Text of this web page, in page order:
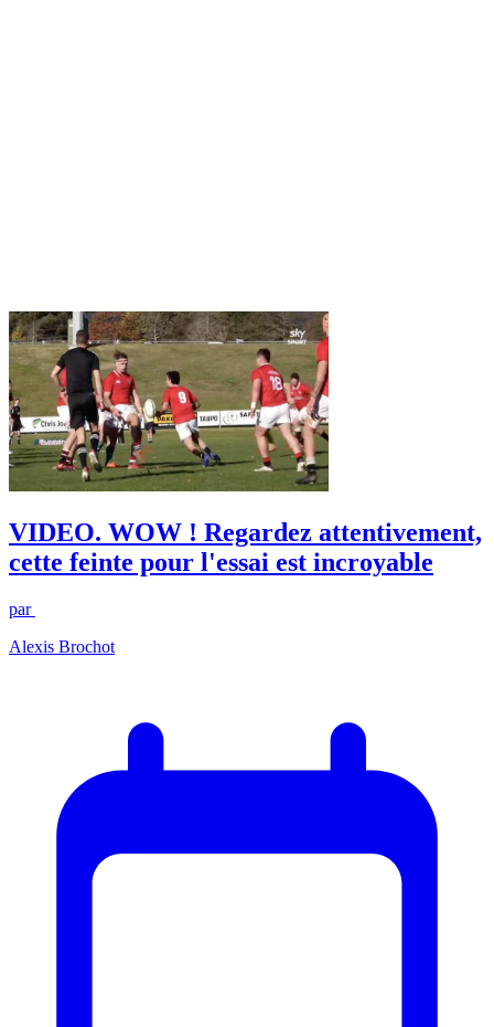
VIDEO. WOW ! Regardez attentivement,
cette feinte pour l'essai est incroyable
par
Alexis Brochot